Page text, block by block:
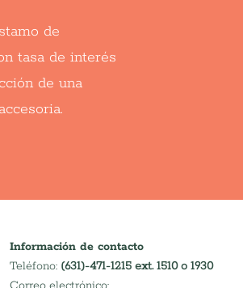
Información de contacto
Teléfono: (631)-471-1215 ext. 1510 o 1930
de
tasa de interés
de una